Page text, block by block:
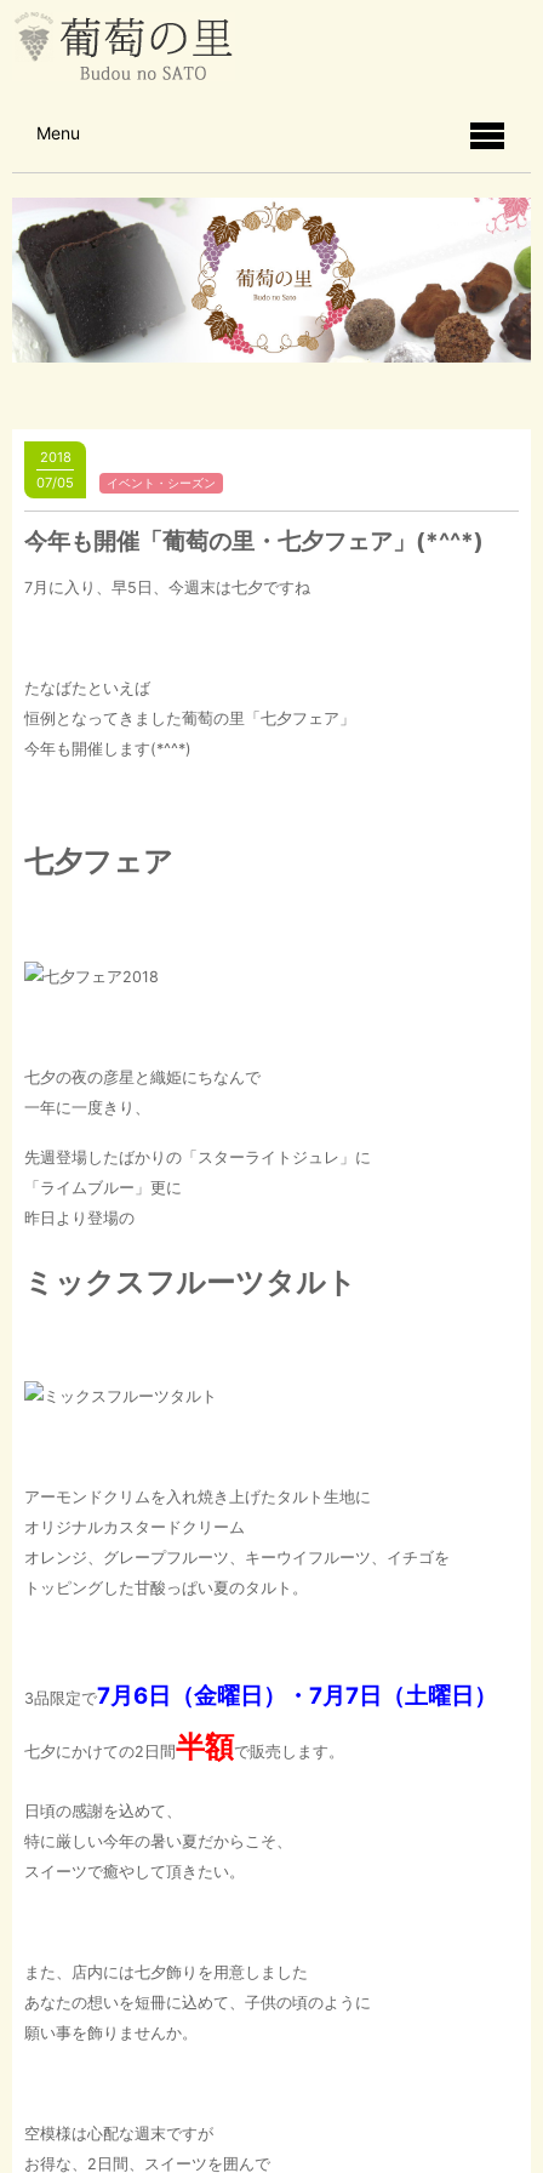
Menu
2018
07/05
イベント・シーズン
今年も開催「葡萄の里・七夕フェア」(*^^*)
7月に入り、早5日、今週末は七夕ですね
たなばたといえば
恒例となってきました葡萄の里「七夕フェア」
今年も開催します(*^^*)
七夕フェア
七夕の夜の彦星と織姫にちなんで
一年に一度きり、
先週登場したばかりの「スターライトジュレ」に
「ライムブルー」更に
昨日より登場の
ミックスフルーツタルト
アーモンドクリムを入れ焼き上げたタルト生地に
オリジナルカスタードクリーム
オレンジ、グレープフルーツ、キーウイフルーツ、イチゴを
トッピングした甘酸っぱい夏のタルト。
3品限定で7月6日（金曜日）・7月7日（土曜日）
七夕にかけての2日間半額で販売します。
日頃の感謝を込めて、
特に厳しい今年の暑い夏だからこそ、
スイーツで癒やして頂きたい。
また、店内には七夕飾りを用意しました
あなたの想いを短冊に込めて、子供の頃のように
願い事を飾りませんか。
空模様は心配な週末ですが
お得な、2日間、スイーツを囲んで